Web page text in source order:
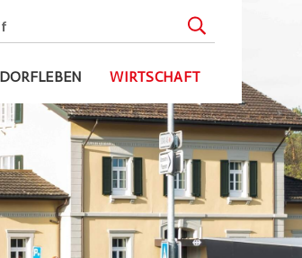
Suche starten
DORFLEBEN WIRTSCHAFT